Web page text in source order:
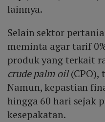
lainnya.
Selain sektor
meminta agar tarif
produk yang terkait
crude palm oil(CPO),
Namun, kepastian
hingga 60 hari sejak
kesepakatan.